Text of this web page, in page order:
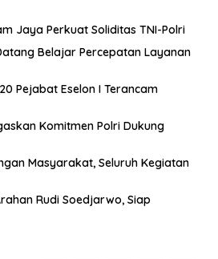
Jaya Perkuat Soliditas TNI-Polri
Belajar Percepatan Layanan
Pejabat Eselon I Terancam
Komitmen Polri Dukung
Masyarakat, Seluruh Kegiatan
Rudi Soedjarwo, Siap